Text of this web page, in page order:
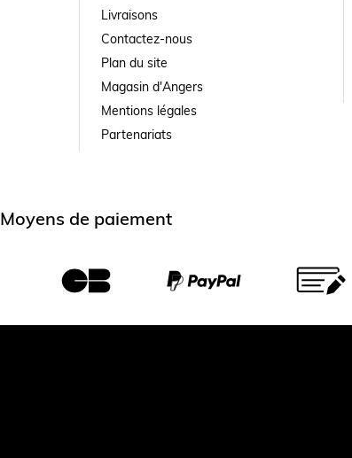
Livraisons
Contactez-nous
Plan du site
Magasin d'Angers
Mentions légales
Partenariats
Moyens de paiement